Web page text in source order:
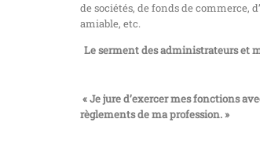
de sociétés, de fonds de commerce,
amiable, etc.
Le serment des administrateurs et
« Je jure d’exercer mes fonctions
règlements de ma profession. »